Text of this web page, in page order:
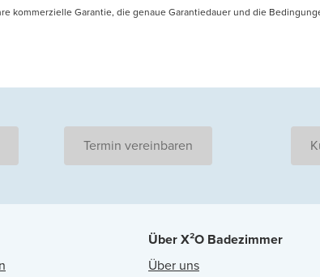
kommerzielle Garantie, die genaue Garantiedauer und die
Termin vereinbaren
Über X²O Badezimmer
Über uns